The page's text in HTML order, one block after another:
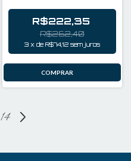
(89490)
R$222,35
R$262,40
3 xdeR$74,12 sem juros
14